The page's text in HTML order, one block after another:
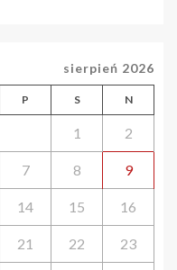
sierpień 2026
P S N
1 2
7 8 9
14 15 16
21 22 23